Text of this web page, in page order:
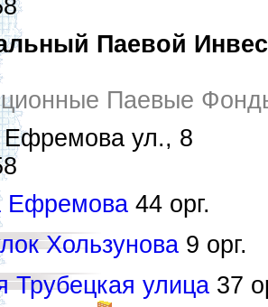
Паевой
Паевые
Ефремова ул., 8
Ефремова 44 орг.
Хользунова 9 орг.
Трубецкая улица 37